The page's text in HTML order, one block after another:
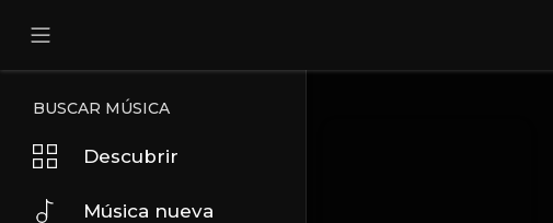
BUSCAR MÚSICA
Descubrir
Música nueva